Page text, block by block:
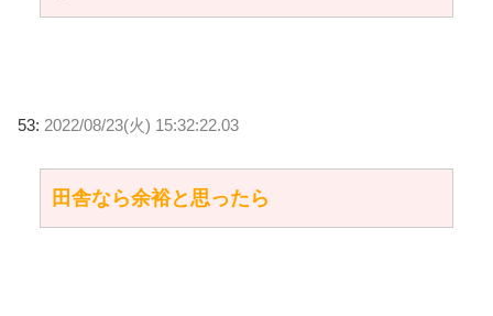
53: 2022/08/23(火) 15:32:22.03
田舎なら余裕と思ったら